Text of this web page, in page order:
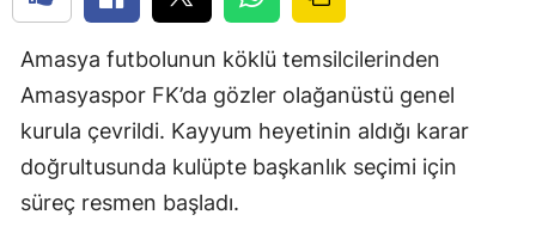
Amasya futbolunun köklü temsilcilerinden
Amasyaspor FK’da gözler olağanüstü genel
kurula çevrildi. Kayyum heyetinin aldığı karar
doğrultusunda kulüpte başkanlık seçimi için
süreç resmen başladı.